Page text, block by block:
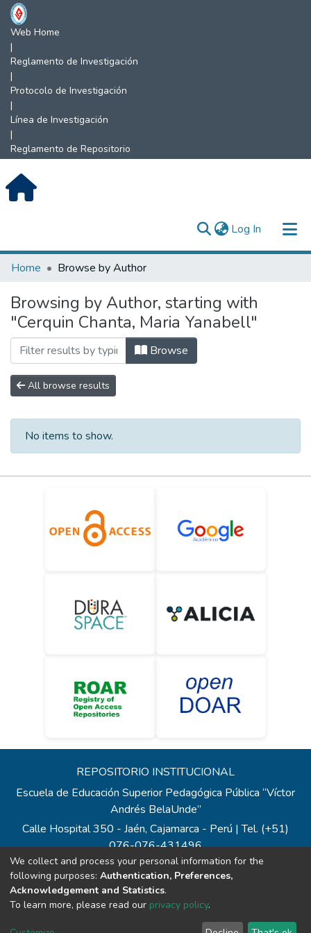
Web Home
|
Reglamento de Investigación
|
Protocolo de Investigación
|
Línea de Investigación
|
Reglamento de Repositorio
Log In (current)
Communities & Collections
All of DSpace
Home Browse by Author
Browsing by Author, starting with
"Cerquin Chanta, Maria Yanabell"
Browse
All browse results
No items to show.
REPOSITORIO INSTITUCIONAL
Escuela de Educación Superior Pedagógica Pública “Víctor
Andrés BelaUnde”
Calle Hospital 350 - Jaén, Cajamarca - Perú | Tel. (+51)
076-076-431496
Todos los contenidos de repositorio.eesppvab.edu.pe están
bajo la Licencia Creative Commons
Correo:repositorio@eesppvab.edu.pe
We collect and process your personal information for the
following purposes: Authentication, Preferences,
Acknowledgement and Statistics.
To learn more, please read our privacy policy.